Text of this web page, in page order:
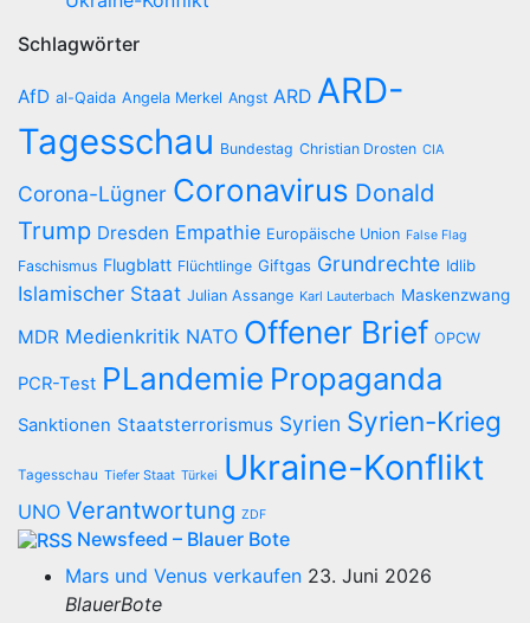
Schlagwörter
AfD al-Qaida Angela Merkel Angst ARD ARD-
Tagesschau Bundestag Christian Drosten CIA
Corona-Lügner Coronavirus Donald
Trump Dresden Empathie Europäische Union False Flag
Faschismus Flugblatt Flüchtlinge Giftgas Grundrechte Idlib
Islamischer Staat Julian Assange Karl Lauterbach Maskenzwang
MDR Medienkritik NATO Offener Brief OPCW
PCR-Test PLandemie Propaganda
Sanktionen Staatsterrorismus Syrien Syrien-Krieg
Tagesschau Tiefer Staat Türkei Ukraine-Konflikt
UNO Verantwortung ZDF
Newsfeed – Blauer Bote
Mars und Venus verkaufen 23. Juni 2026
BlauerBote